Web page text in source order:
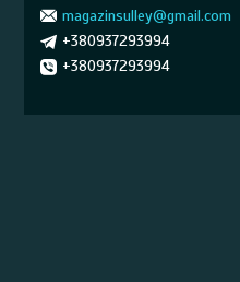
magazinsulley@gmail.com
+380937293994
+380937293994